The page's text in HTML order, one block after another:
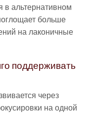
в альтернативном
больше
на лаконичные
поддерживать
через
на одной